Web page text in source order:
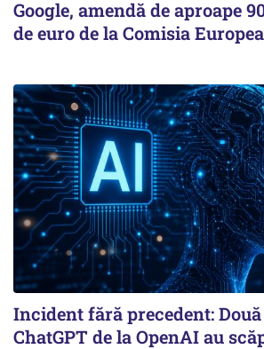
Google, amendă de aproape
de euro de la Comisia
Incident fără precedent:
ChatGPT de la OpenAI au